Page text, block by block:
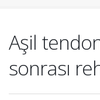
Aşil
sonrası